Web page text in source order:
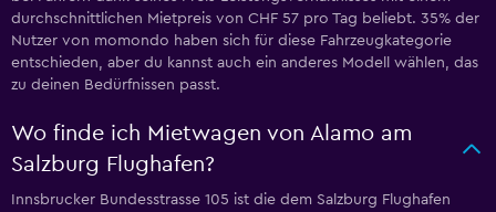
durchschnittlichen Mietpreis von CHF 57 pro Tag beliebt. 35% der
Nutzer von momondo haben sich für diese Fahrzeugkategorie
entschieden, aber du kannst auch ein anderes Modell wählen, das
zu deinen Bedürfnissen passt.
Wo finde ich Mietwagen von Alamo am
Salzburg Flughafen?
Innsbrucker Bundesstrasse 105 ist die dem Salzburg Flughafen